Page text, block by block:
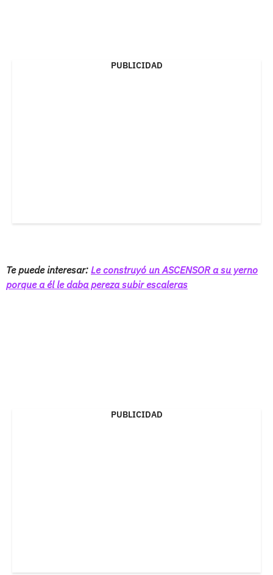
PUBLICIDAD
Te puede interesar: Le construyó un ASCENSOR a su yerno
porque a él le daba pereza subir escaleras
PUBLICIDAD